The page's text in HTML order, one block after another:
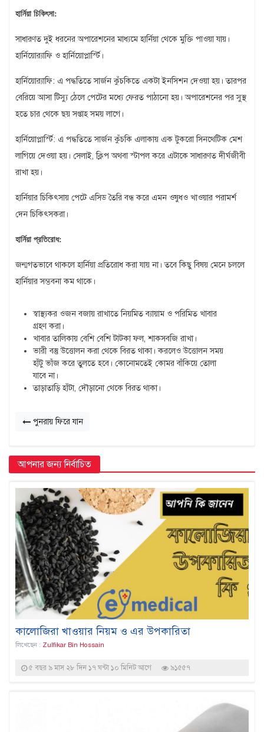
হার্নিয়া চিকিৎসা:
সাধারণত দুই ধরনের অপারেশনের মাধ্যমে হার্নিয়া থেকে মুক্তি পাওয়া যায়।
হার্নিয়োর‌্যাফি ও হার্নিয়োপ্লার্স্টি।
হার্নিয়োর‌্যাফি: এ পদ্ধতিতে সার্জন কুঁচকিতে একটা ইনসিশন দেওয়া হয়। তারপর
বেরিয়ে আসা টিস্যু ঠেলে পেটের মধ্যে ফেরত পাঠানো হয়। অপারেশনের পর সুস্থ
হতে চার থেকে ছয় সপ্তাহ সময় লাগে।
হার্নিয়োপ্লার্স্টি: এ পদ্ধতিতে সার্জন কুঁচকি এলাকায় এক টুকরো সিনথেটিক মেশ
লাগিয়ে দেওয়া হয়। সেলাই, ক্লিপ অথবা স্টাপল করে এটাকে সাধারণত দীর্ঘজীবী
রাখা হয়।
হার্নিয়ার চিকিৎসায় পেটে এসিড তৈরি বন্ধ করে এমন ওষুধও খাওয়ার পরামর্শ
দেন চিকিৎসকরা।
হার্নিয়া প্রতিরোধ:
জন্মগতভাবে থাকলে হার্নিয়া প্রতিরোধ করা যায় না। তবে কিছু বিষয় মেনে চললে
হার্নিয়ার সম্ভবনা কম থাকে।
স্বাস্থ্যকর ওজন বজায় রাখাতে নিয়মিত ব্যায়াম ও পরিমিত খাবার
গ্রহণ করা।
খাবার তালিকায় বেশি বেশি টাটকা ফল, শাকসবজি রাখা।
ভারী বস্তু উত্তোলন করা থেকে বিরত থাকা। করলেও উত্তোলন সময়
হাঁটু ভাঁজ করে তুলতে হবে। কোনোমতেই কোমর বাঁকিয়ে তোলা
যাবে না।
তাড়াতাড়ি হাঁটা, দৌড়ানো থেকে বিরত থাকা।
পুনরায় ফিরে যান
আপনার জন্য নির্বাচিত
কালোজিরা খাওয়ার নিয়ম ও এর উপকারিতা
লিখেছেন : Zulfikar Bin Hossain
৫ বছর ৯ মাস ২৮ দিন ১৭ ঘন্টা ১০ মিনিট আগে ৯১৫৫৭